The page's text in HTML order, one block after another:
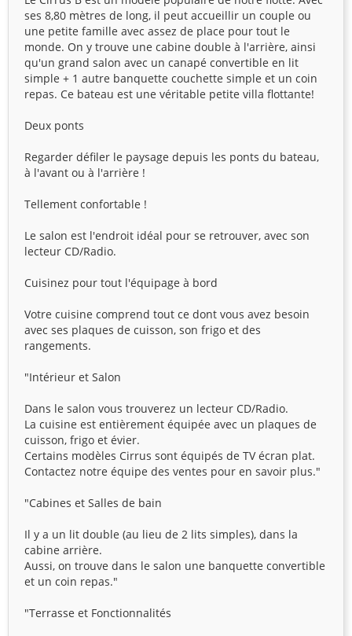
ses 8,80 mètres de long, il peut accueillir un couple ou
une petite famille avec assez de place pour tout le
monde. On y trouve une cabine double à l'arrière, ainsi
qu'un grand salon avec un canapé convertible en lit
simple + 1 autre banquette couchette simple et un coin
repas. Ce bateau est une véritable petite villa flottante!
Deux ponts
Regarder défiler le paysage depuis les ponts du bateau,
à l'avant ou à l'arrière !
Tellement confortable !
Le salon est l'endroit idéal pour se retrouver, avec son
lecteur CD/Radio.
Cuisinez pour tout l'équipage à bord
Votre cuisine comprend tout ce dont vous avez besoin
avec ses plaques de cuisson, son frigo et des
rangements.
"Intérieur et Salon
Dans le salon vous trouverez un lecteur CD/Radio.
La cuisine est entièrement équipée avec un plaques de
cuisson, frigo et évier.
Certains modèles Cirrus sont équipés de TV écran plat.
Contactez notre équipe des ventes pour en savoir plus."
"Cabines et Salles de bain
Il y a un lit double (au lieu de 2 lits simples), dans la
cabine arrière.
Aussi, on trouve dans le salon une banquette convertible
et un coin repas."
"Terrasse et Fonctionnalités